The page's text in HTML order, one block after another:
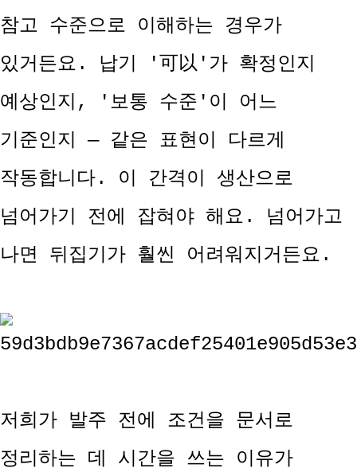
참고 수준으로 이해하는 경우가
있거든요. 납기 '可以'가 확정인지
예상인지, '보통 수준'이 어느
기준인지 — 같은 표현이 다르게
작동합니다. 이 간격이 생산으로
넘어가기 전에 잡혀야 해요. 넘어가고
나면 뒤집기가 훨씬 어려워지거든요.
저희가 발주 전에 조건을 문서로
정리하는 데 시간을 쓰는 이유가